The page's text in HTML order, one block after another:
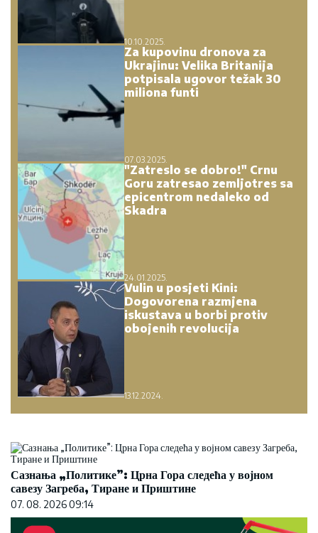
10.10.2025.
Za kupovinu dronova za
Ukrajinu: Velika Britanija
potpisala ugovor težak 30
miliona funti
07.03.2025.
"Zatreslo se dobro!" Crnu
Goru zatresao zemljotres sa
epicentrom nedaleko od
Skadra
24.01.2025.
Vulin u posjeti Kini:
Dogovorena razmjena
iskustava u borbi protiv
obojenih revolucija
13.12.2024.
Сазнања „Политике”: Црна Гора следећа у војном
савезу Загреба, Тиране и Приштине
07. 08. 2026 09:14